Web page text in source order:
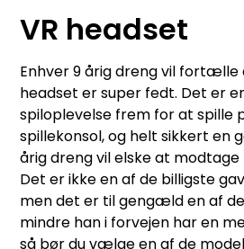
VR headset
Enhver 9 årig dreng vil fortælle
headset er super fedt. Det er
spiloplevelse frem for at spille
spillekonsol, og helt sikkert en
årig dreng vil elske at modtage
Det er ikke en af de billigste
men det er til gengæld en af
mindre han i forvejen har en
så bør du vælge en af de